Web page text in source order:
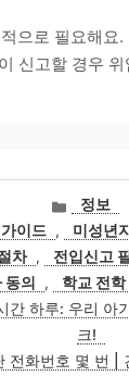
으로 필요해요
신고할 경우
카
테
고
리
정보
이드 , 미성년
차 , 전입신고
동의
, 학교 전학
간 하루: 우리 아
크!
전화번호 몇 번 |